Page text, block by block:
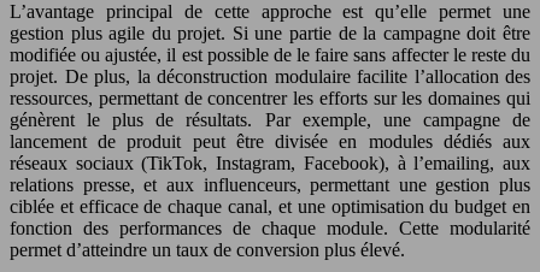
L’avantage principal de cette approche est qu’elle permet une
gestion plus agile du projet. Si une partie de la campagne doit être
modifiée ou ajustée, il est possible de le faire sans affecter le reste du
projet. De plus, la déconstruction modulaire facilite l’allocation des
ressources, permettant de concentrer les efforts sur les domaines qui
génèrent le plus de résultats. Par exemple, une campagne de
lancement de produit peut être divisée en modules dédiés aux
réseaux sociaux (TikTok, Instagram, Facebook), à l’emailing, aux
relations presse, et aux influenceurs, permettant une gestion plus
ciblée et efficace de chaque canal, et une optimisation du budget en
fonction des performances de chaque module. Cette modularité
permet d’atteindre un taux de conversion plus élevé.